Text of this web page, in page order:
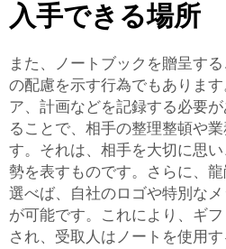
入手できる場所
また、ノートブックを贈呈す
の配慮を示す行為でもありま
ア、計画などを記録する必要
ることで、相手の整理整頓や
す。それは、相手を大切に思
勢を表すものです。さらに、
選べば、自社のロゴや特別な
が可能です。これにより、ギ
され、受取人はノートを使用